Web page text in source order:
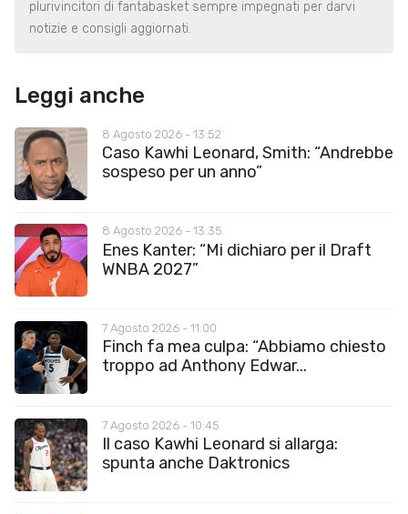
plurivincitori di fantabasket sempre impegnati per darvi
notizie e consigli aggiornati.
Leggi anche
8 Agosto 2026 - 13:52
Caso Kawhi Leonard, Smith: “Andrebbe
sospeso per un anno”
8 Agosto 2026 - 13:35
Enes Kanter: “Mi dichiaro per il Draft
WNBA 2027”
7 Agosto 2026 - 11:00
Finch fa mea culpa: “Abbiamo chiesto
troppo ad Anthony Edwar...
7 Agosto 2026 - 10:45
Il caso Kawhi Leonard si allarga:
spunta anche Daktronics